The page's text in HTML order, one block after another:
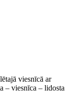
viesnīcā ar
– viesnīca – lidosta